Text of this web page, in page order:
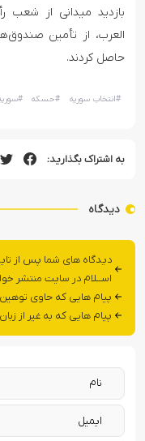
بازدید میدانی از
العرب، از تأمین
حاصل کردند.
#انتخاب سوریه #حسکه #
به اشتراک بگذارید:
دیدگاه
دیدگاه های شما پس از
اســلام در سایت منتشر
پیام هایی که حاوی
پیام هایی که به غیر از